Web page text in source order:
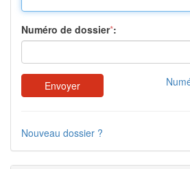
Numéro de dossier*:
Nouveau dossier ?